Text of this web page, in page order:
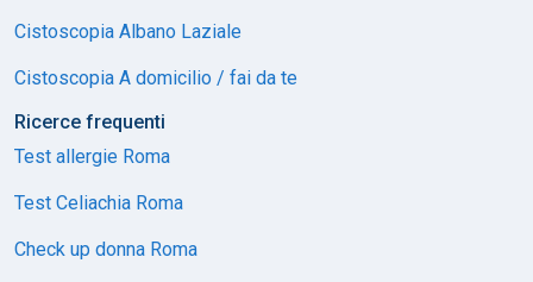
Cistoscopia Albano Laziale
Cistoscopia A domicilio / fai da te
Ricerce frequenti
Test allergie Roma
Test Celiachia Roma
Check up donna Roma